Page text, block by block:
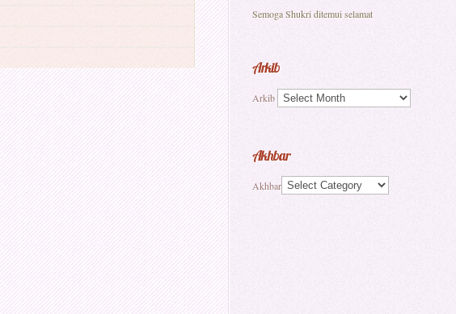
Semoga Shukri ditemui selamat
Arkib
Arkib
Akhbar
Akhbar